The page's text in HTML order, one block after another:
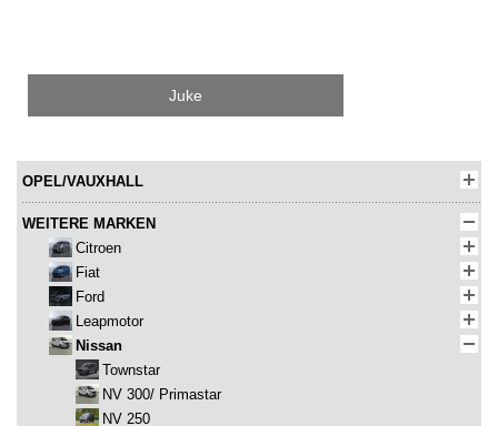
Juke
OPEL/VAUXHALL
WEITERE MARKEN
Citroen
Fiat
Ford
Leapmotor
Nissan
Townstar
NV 300/ Primastar
NV 250